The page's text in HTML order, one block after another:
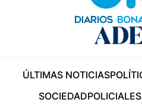
ÚLTIMAS NOTICIAS
SOCIEDADPOLICIALES